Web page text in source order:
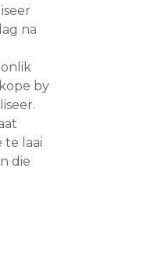
na
by
te laai
die